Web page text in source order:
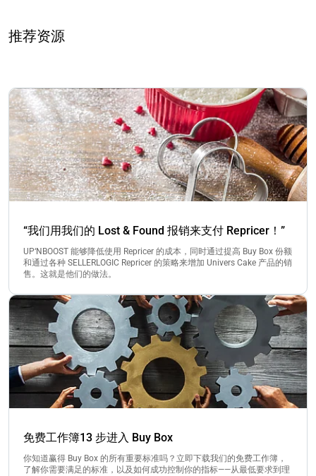
推荐资源
“我们用我们的 Lost & Found 报销来支付 Repricer！”
UP‘NBOOST 能够降低使用 Repricer 的成本，同时通过提高 Buy Box 份额
和通过各种 SELLERLOGIC Repricer 的策略来增加 Univers Cake 产品的销
售。这就是他们的做法。
免费工作簿13 步进入 Buy Box
你知道赢得 Buy Box 的所有重要标准吗？立即下载我们的免费工作簿，
了解你需要满足的标准，以及如何成功控制你的指标——从最低要求到理